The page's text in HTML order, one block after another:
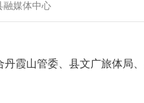
融媒体中心
丹霞山管委、县文广旅体局